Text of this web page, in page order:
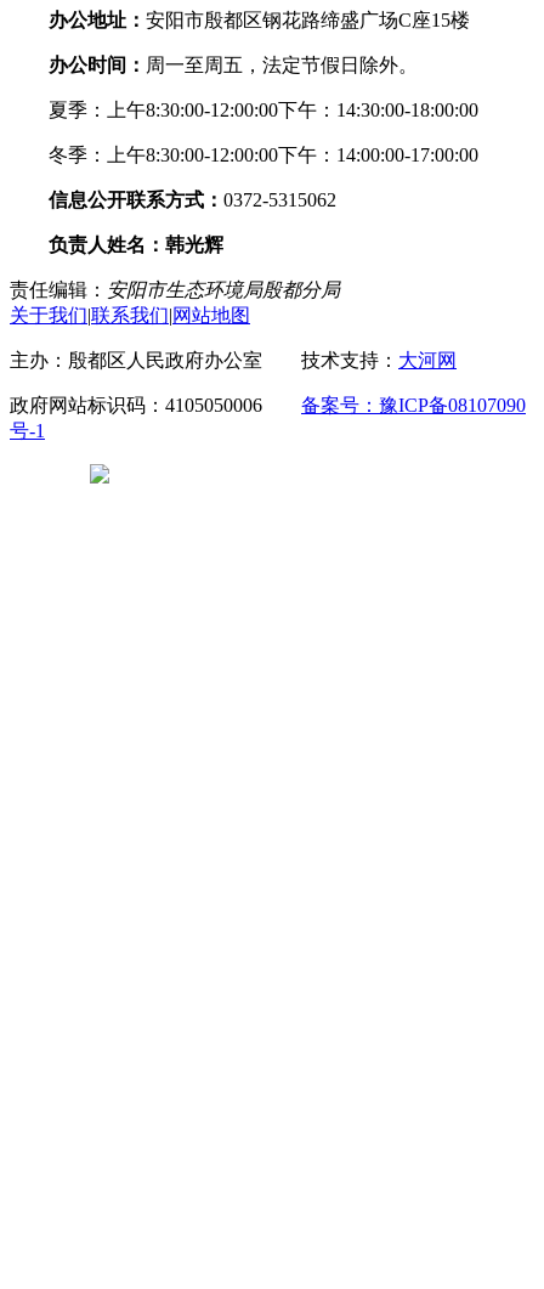
办公地址： 安阳市殷都区钢花路缔盛广场C座15楼
办公时间： 周一至周五，法定节假日除外。
夏季：上午8:30:00-12:00:00下午：14:30:00-18:00:00
冬季：上午8:30:00-12:00:00下午：14:00:00-17:00:00
信息公开联系方式： 0372-5315062
负责人姓名：韩光辉
责任编辑： 安阳市生态环境局殷都分局
关于我们|联系我们|网站地图
主办：殷都区人民政府办公室 技术支持： 大河网
政府网站标识码：4105050006 备案号：豫ICP备08107090
号-1